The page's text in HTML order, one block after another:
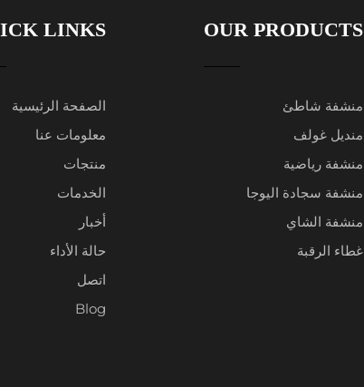
OUR PRODUCTS
منشفة شاطئ
منديل غولف
منشفة رياضية
منشفة سجادة اليوجا
منشفة الشاي
غطاء الرقبة
LINKS
الصفحة الرئيسية
معلومات عنا
منتجات
الخدمات
أخبار
حالة الأداء
اتصل
Blog